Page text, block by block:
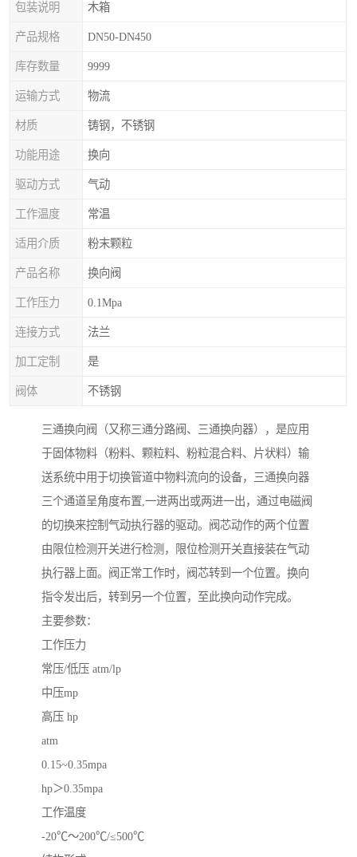
包装说明 木箱
产品规格 DN50-DN450
库存数量 9999
运输方式 物流
材质 铸钢，不锈钢
功能用途 换向
驱动方式 气动
工作温度 常温
适用介质 粉末颗粒
产品名称 换向阀
工作压力 0.1Mpa
连接方式 法兰
加工定制 是
阀体 不锈钢
三通换向阀（又称三通分路阀、三通换向器），是应用
于固体物料（粉料、颗粒料、粉粒混合料、片状料）输
送系统中用于切换管道中物料流向的设备，三通换向器
三个通道呈角度布置,一进两出或两进一出，通过电磁阀
的切换来控制气动执行器的驱动。阀芯动作的两个位置
由限位检测开关进行检测，限位检测开关直接装在气动
执行器上面。阀正常工作时，阀芯转到一个位置。换向
指令发出后，转到另一个位置，至此换向动作完成。
主要参数：
工作压力
常压/低压 atm/lp
中压mp
高压 hp
atm
0.15~0.35mpa
hp＞0.35mpa
工作温度
-20℃～200℃/≤500℃